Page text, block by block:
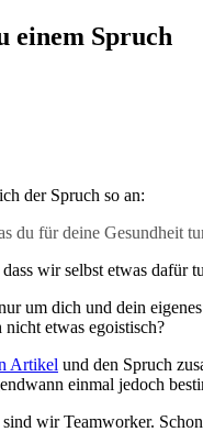
einem Spruch
der Spruch so an:
du für deine Gesundheit
wir selbst etwas dafür
um dich und dein
nicht etwas egoistisch?
Artikel und den Spruch
einmal jedoch
wir Teamworker.